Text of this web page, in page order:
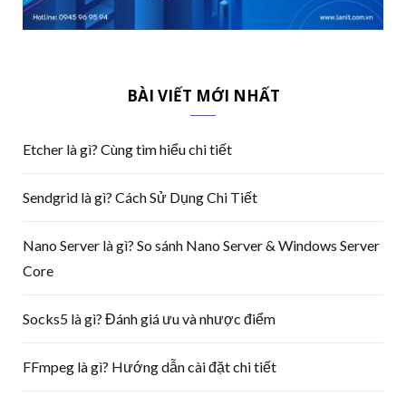
BÀI VIẾT MỚI NHẤT
Etcher là gì? Cùng tìm hiểu chi tiết
Sendgrid là gì? Cách Sử Dụng Chi Tiết
Nano Server là gì? So sánh Nano Server & Windows Server
Core
Socks5 là gì? Đánh giá ưu và nhược điểm
FFmpeg là gì? Hướng dẫn cài đặt chi tiết